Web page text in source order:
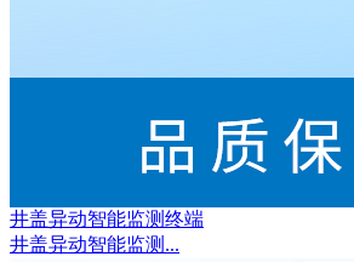
井盖异动智能监测终端
井盖异动智能监测...